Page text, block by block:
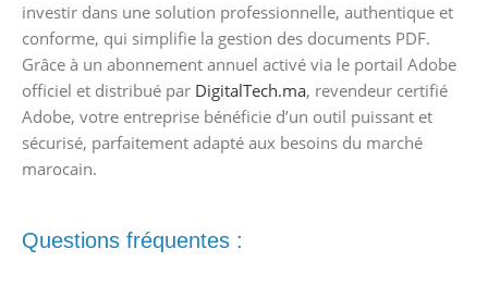
investir dans une solution professionnelle, authentique et
conforme, qui simplifie la gestion des documents PDF.
Grâce à un abonnement annuel activé via le portail Adobe
officiel et distribué par DigitalTech.ma, revendeur certifié
Adobe, votre entreprise bénéficie d’un outil puissant et
sécurisé, parfaitement adapté aux besoins du marché
marocain.
Questions fréquentes :